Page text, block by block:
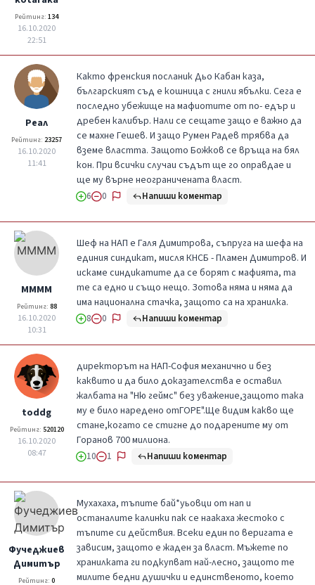
Рейтинг: 134
16.10.2020
22:51
Реал
Рейтинг: 23257
16.10.2020
11:41
Както френския посланик Дьо Кабан каза,
българският съд е кошница с гнили ябълки. Сега е
последно убежище на мафиотите от по- едър и
дребен калибър. Нали се сещате защо е важно да
се махне Гешев. И защо Румен Радев трябва да
вземе властта. Защото Божков се връща на бял
кон. При всички случаи съдът ще го оправдае и
ще му върне неограничената власт.
6 0 Напиши коментар
MMMM
Рейтинг: 88
16.10.2020
10:31
Шеф на НАП е Галя Димитрова, съпруга на шефа на
единия синдикат, мисля КНСБ - Пламен Димитров. И
искаме синдикатите да се борят с мафията, та
те са едно и също нещо. Зотова няма и няма да
има национална стачка, защото са на хранилка.
8 0 Напиши коментар
toddg
Рейтинг: 520120
16.10.2020
08:47
директорът на НАП-София механично и без
каквито и да било доказателства е оставил
жалбата на "Ню геймс" без уважение,защото така
му е било наредено отГОРЕ".Ще видим какво ще
стане,когато се стигне до подарените му от
Горанов 700 милиона.
10 1 Напиши коментар
Фучеджиев
Димитър
Рейтинг: 0
Мухахаха, тъпите бай*уьовци от нап и
останалите калинки пак се наакаха жестоко с
тъпите си действия. Всеки един по веригата е
зависим, защото е жаден за власт. Мъжете по
хранилката ги подкупват най-лесно, защото те
милите бедни душички и единственото, което